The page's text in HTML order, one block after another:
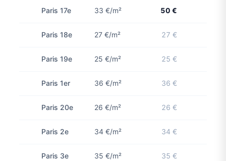
Paris 17e 33 €/m² 50 €
Paris 18e 27 €/m² 27 €
Paris 19e 25 €/m² 25 €
Paris 1er 36 €/m² 36 €
Paris 20e 26 €/m² 26 €
Paris 2e 34 €/m² 34 €
Paris 3e 35 €/m² 35 €